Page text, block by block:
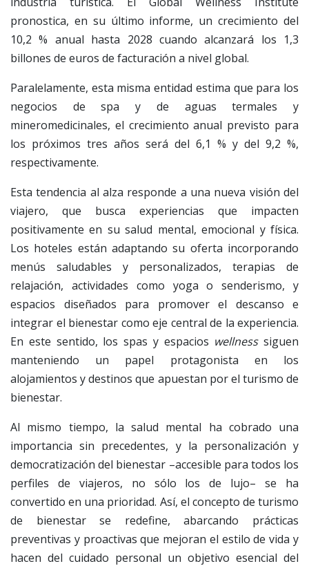
pronostica, en su último informe, un crecimiento del
10,2 % anual hasta 2028 cuando alcanzará los 1,3
billones de euros de facturación a nivel global.
Paralelamente, esta misma entidad estima que para los
negocios de spa y de aguas termales y
mineromedicinales, el crecimiento anual previsto para
los próximos tres años será del 6,1 % y del 9,2 %,
respectivamente.
Esta tendencia al alza responde a una nueva visión del
viajero, que busca experiencias que impacten
positivamente en su salud mental, emocional y física.
Los hoteles están adaptando su oferta incorporando
menús saludables y personalizados, terapias de
relajación, actividades como yoga o senderismo, y
espacios diseñados para promover el descanso e
integrar el bienestar como eje central de la experiencia.
En este sentido, los spas y espacios wellnesssiguen
manteniendo un papel protagonista en los
alojamientos y destinos que apuestan por el turismo de
bienestar.
Al mismo tiempo, la salud mental ha cobrado una
importancia sin precedentes, y la personalización y
democratización del bienestar –accesible para todos los
perfiles de viajeros, no sólo los de lujo– se ha
convertido en una prioridad. Así, el concepto de turismo
de bienestar se redefine, abarcando prácticas
preventivas y proactivas que mejoran el estilo de vida y
hacen del cuidado personal un objetivo esencial del